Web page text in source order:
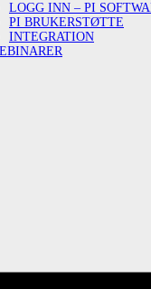
LOGG INN – PI
PI BRUKERSTØTTE
INTEGRATION